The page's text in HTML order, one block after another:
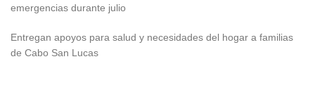
emergencias durante julio
Entregan apoyos para salud y necesidades del hogar a familias
de Cabo San Lucas